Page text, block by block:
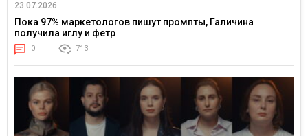
23.07.2026
Пока 97% маркетологов пишут промпты, Галичина
получила иглу и фетр
0 713